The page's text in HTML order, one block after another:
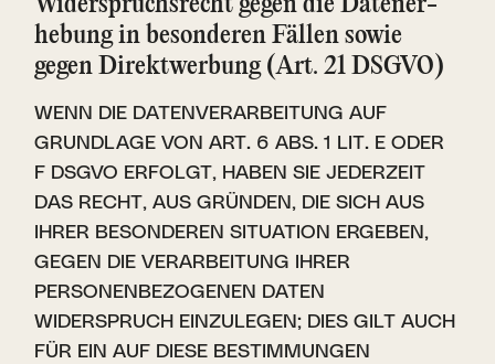
hebung in beson­deren Fällen sowie
gegen Direkt­werbung (Art. 21 DSGVO)
WENN DIE DATENVERARBEITUNG AUF
GRUNDLAGE VON ART. 6 ABS. 1 LIT. E ODER
F DSGVO ERFOLGT, HABEN SIE JEDERZEIT
DAS RECHT, AUS GRÜNDEN, DIE SICH AUS
IHRER BESONDEREN SITUATION ERGEBEN,
GEGEN DIE VERARBEITUNG IHRER
PERSONENBEZOGENEN DATEN
WIDERSPRUCH EINZULEGEN; DIES GILT AUCH
FÜR EIN AUF DIESE BESTIMMUNGEN